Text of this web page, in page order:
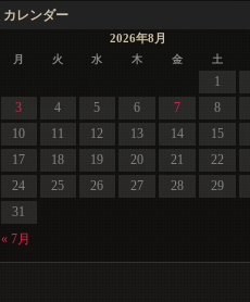
カレンダー
2026年8月
月 火 水 木 金 土
« 7月
1
3
4 5 6 7 8
10
11 12 13 14 15
17
18 19 20 21 22
24
25 26 27 28 29
31